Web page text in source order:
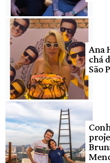
Ana
chá
São